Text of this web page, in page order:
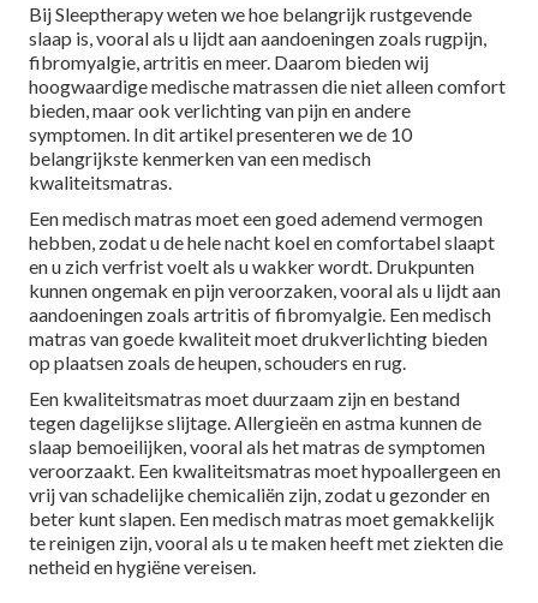
Bij Sleeptherapy weten we hoe belangrijk rustgevende
slaap is, vooral als u lijdt aan aandoeningen zoals rugpijn,
fibromyalgie, artritis en meer. Daarom bieden wij
hoogwaardige medische matrassen die niet alleen comfort
bieden, maar ook verlichting van pijn en andere
symptomen. In dit artikel presenteren we de 10
belangrijkste kenmerken van een medisch
kwaliteitsmatras.
Een medisch matras moet een goed ademend vermogen
hebben, zodat u de hele nacht koel en comfortabel slaapt
en u zich verfrist voelt als u wakker wordt. Drukpunten
kunnen ongemak en pijn veroorzaken, vooral als u lijdt aan
aandoeningen zoals artritis of fibromyalgie. Een medisch
matras van goede kwaliteit moet drukverlichting bieden
op plaatsen zoals de heupen, schouders en rug.
Een kwaliteitsmatras moet duurzaam zijn en bestand
tegen dagelijkse slijtage. Allergieën en astma kunnen de
slaap bemoeilijken, vooral als het matras de symptomen
veroorzaakt. Een kwaliteitsmatras moet hypoallergeen en
vrij van schadelijke chemicaliën zijn, zodat u gezonder en
beter kunt slapen. Een medisch matras moet gemakkelijk
te reinigen zijn, vooral als u te maken heeft met ziekten die
netheid en hygiëne vereisen.